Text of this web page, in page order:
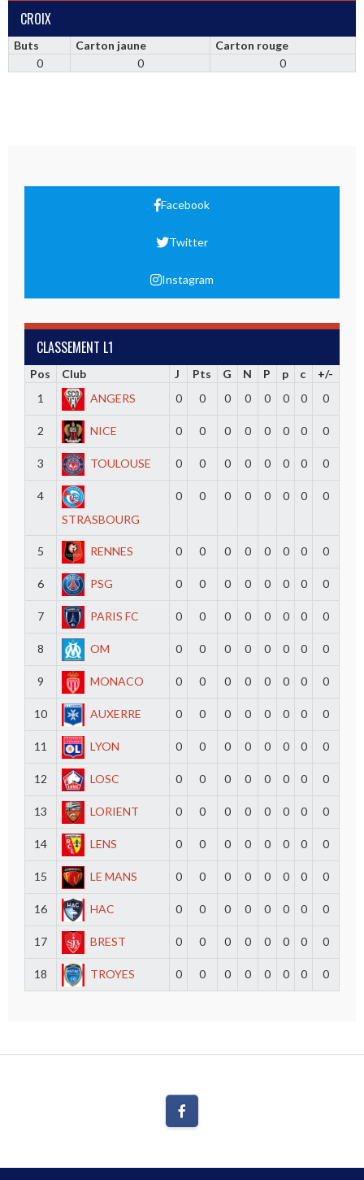
CROIX
Buts Carton jaune
Carton rouge
0
0 0
Facebook
Twitter
Instagram
CLASSEMENT L1
Pos Club J Pts G N P p c
+/-
1
ANGERS 0 0 0 0 0 0 0 0
2 NICE 0 0 0 0 0 0 0 0
3 TOULOUSE 0 0 0 0 0 0 0 0
4
STRASBOURG
0 0 0 0 0 0 0 0
5 RENNES 0 0 0 0 0 0 0 0
6 PSG 0 0 0 0 0 0 0 0
7 PARIS FC 0 0 0 0 0 0 0 0
8 OM 0 0 0 0 0 0 0 0
9 MONACO 0 0 0 0 0 0 0 0
10 AUXERRE 0 0 0 0 0 0 0 0
11 LYON 0 0 0 0 0 0 0 0
12 LOSC 0 0 0 0 0 0 0 0
13 LORIENT 0 0 0 0 0 0 0 0
14 LENS 0 0 0 0 0 0 0 0
15 LE MANS 0 0 0 0 0 0 0 0
16 HAC 0 0 0 0 0 0 0 0
17 BREST 0 0 0 0 0 0 0 0
18 TROYES 0 0 0 0 0 0 0 0